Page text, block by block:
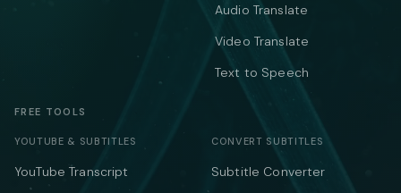
Audio Translate
Video Translate
Text to Speech
FREE TOOLS
YOUTUBE & SUBTITLES
YouTube Transcript
CONVERT SUBTITLES
Subtitle Converter